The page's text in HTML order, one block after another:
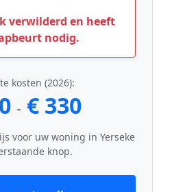
verwilderd en heeft
nodig.
kosten (2026):
- € 330
voor uw woning in Yerseke
knop.